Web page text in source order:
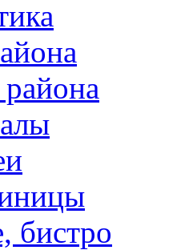
бистро